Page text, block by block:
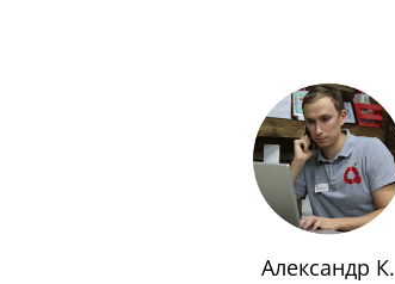
Александр К.